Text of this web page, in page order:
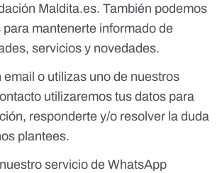
Maldita.es. También podemos
mantenerte informado de
servicios y novedades.
email o utilizas uno de nuestros
utilizaremos tus datos para
responderte y/o resolver la duda
plantees.
servicio de WhatsApp